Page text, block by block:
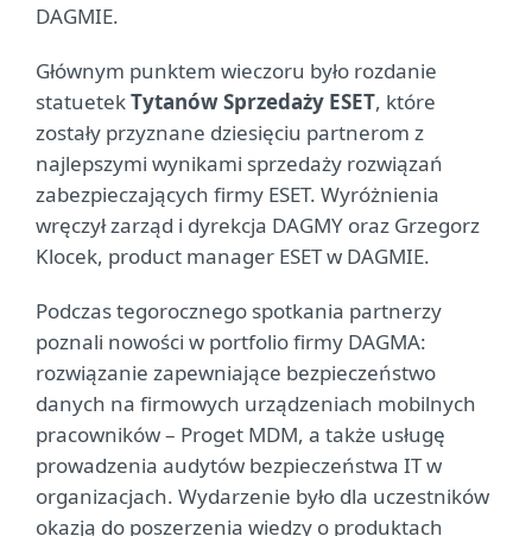
DAGMIE.
Głównym punktem wieczoru było rozdanie
statuetekTytanów Sprzedaży ESET, które
zostały przyznane dziesięciu partnerom z
najlepszymi wynikami sprzedaży rozwiązań
zabezpieczających firmy ESET. Wyróżnienia
wręczył zarząd i dyrekcja DAGMY oraz Grzegorz
Klocek, product manager ESET w DAGMIE.
Podczas tegorocznego spotkania partnerzy
poznali nowości w portfolio firmy DAGMA:
rozwiązanie zapewniające bezpieczeństwo
danych na firmowych urządzeniach mobilnych
pracowników – Proget MDM, a także usługę
prowadzenia audytów bezpieczeństwa IT w
organizacjach. Wydarzenie było dla uczestników
okazją do poszerzenia wiedzy o produktach